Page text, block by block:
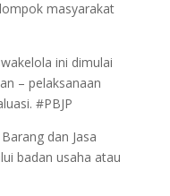
masyarakat
ini dimulai
– pelaksanaan
#PBJP
dan Jasa
badan usaha atau